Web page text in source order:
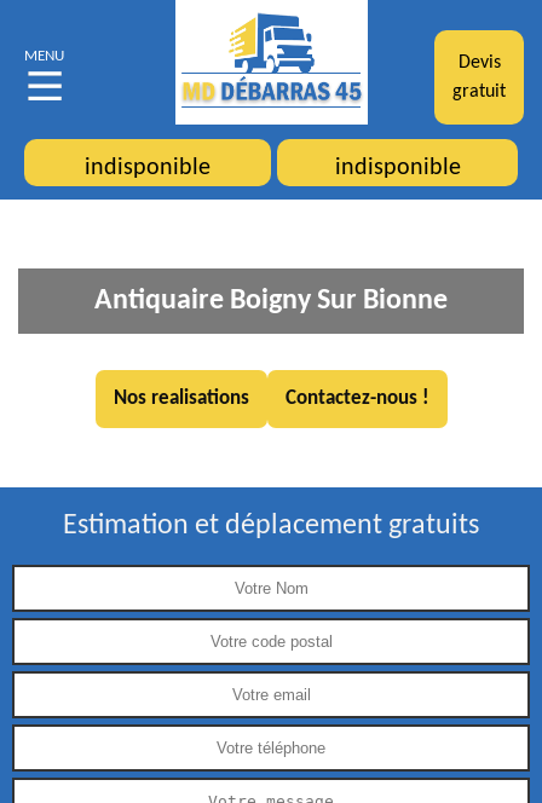
MENU
Devis
gratuit
indisponible indisponible
Antiquaire Boigny Sur Bionne
Nos realisations Contactez-nous !
Estimation et déplacement gratuits